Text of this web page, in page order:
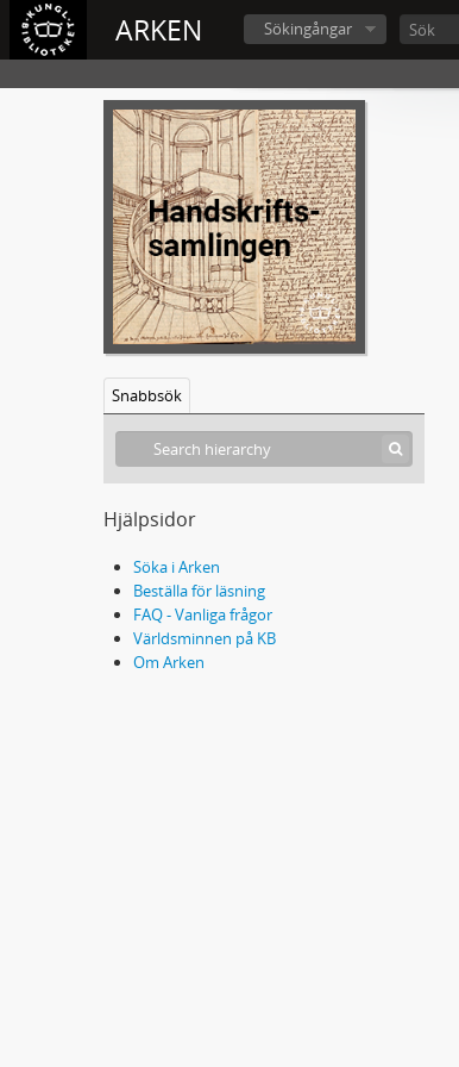
ARKEN Sökingångar
Snabbsök
Hjälpsidor
Söka i Arken
Beställa för läsning
FAQ - Vanliga frågor
Världsminnen på KB
Om Arken